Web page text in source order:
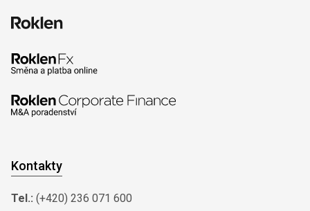
Kontakty
Tel.: (+420) 236 071 600